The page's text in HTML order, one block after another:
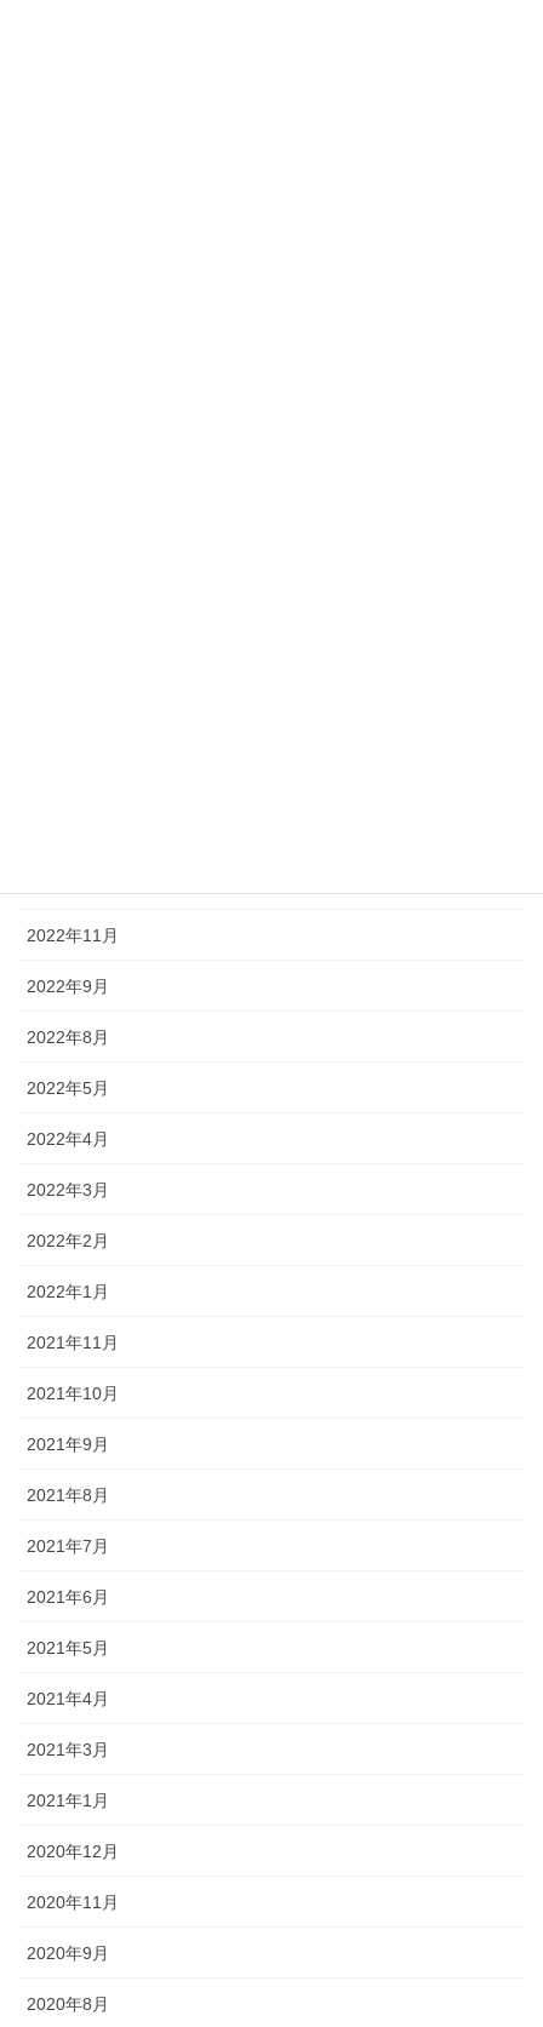
2022年11月
2022年9月
2022年8月
2022年5月
2022年4月
2022年3月
2022年2月
2022年1月
2021年11月
2021年10月
2021年9月
2021年8月
2021年7月
2021年6月
2021年5月
2021年4月
2021年3月
2021年1月
2020年12月
2020年11月
2020年9月
2020年8月